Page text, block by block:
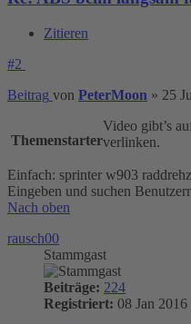
Zitieren
#2
Beitrag von PeterMoon » 25
Themenstarter
Video gibt’s
verlinken.
Einfach: sprinter w903
Eingeben und suchen
Nach oben
rausch00
Stammgast
Beiträge: 224
Registriert: 08 Jan 2016